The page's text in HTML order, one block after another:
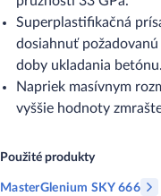
Superplastifikačná
dosiahnuť
doby ukladania betónu.
Napriek masívnym
vyššie hodnoty
Použité produkty
MasterGlenium SKY 666